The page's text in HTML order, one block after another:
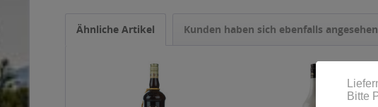
Ähnliche Artikel Kunden haben sich ebenfalls angesehen